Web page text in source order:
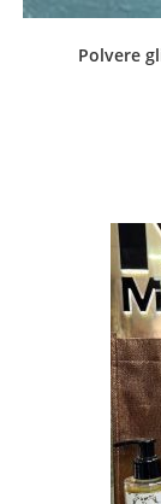
Polvere